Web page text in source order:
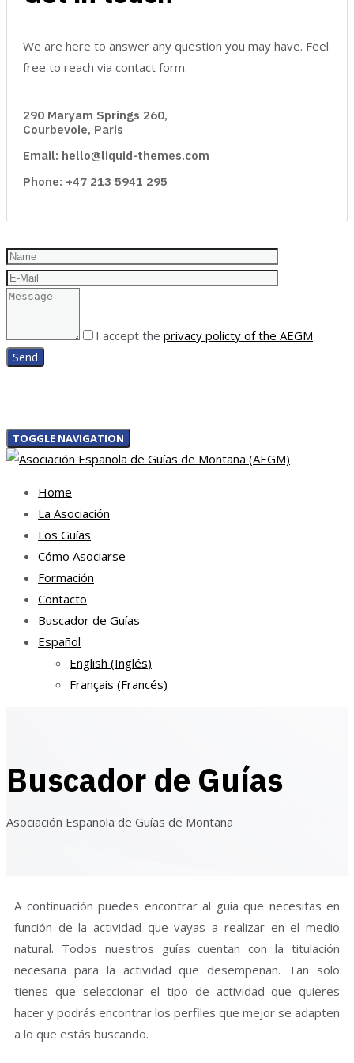
We are here to answer any question you may have. Feel
free to reach via contact form.
290 Maryam Springs 260,
Courbevoie, Paris
Email: hello@liquid-themes.com
Phone: +47 213 5941 295
I accept the privacy policty of the AEGM
TOGGLE NAVIGATION
Home
La Asociación
Los Guías
Cómo Asociarse
Formación
Contacto
Buscador de Guías
Español
English (Inglés)
Français (Francés)
Buscador de Guías
Asociación Española de Guías de Montaña
A continuación puedes encontrar al guía que necesitas en
función de la actividad que vayas a realizar en el medio
natural. Todos nuestros guías cuentan con la titulación
necesaria para la actividad que desempeñan. Tan solo
tienes que seleccionar el tipo de actividad que quieres
hacer y podrás encontrar los perfiles que mejor se adapten
a lo que estás buscando.